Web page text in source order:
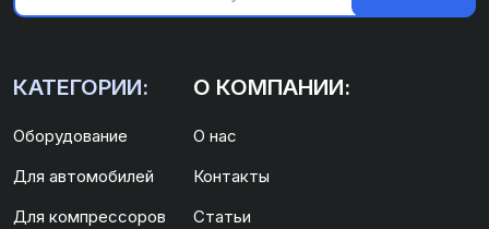
КАТЕГОРИИ:
Оборудование
Для автомобилей
Для компрессоров
О КОМПАНИИ:
О нас
Контакты
Статьи